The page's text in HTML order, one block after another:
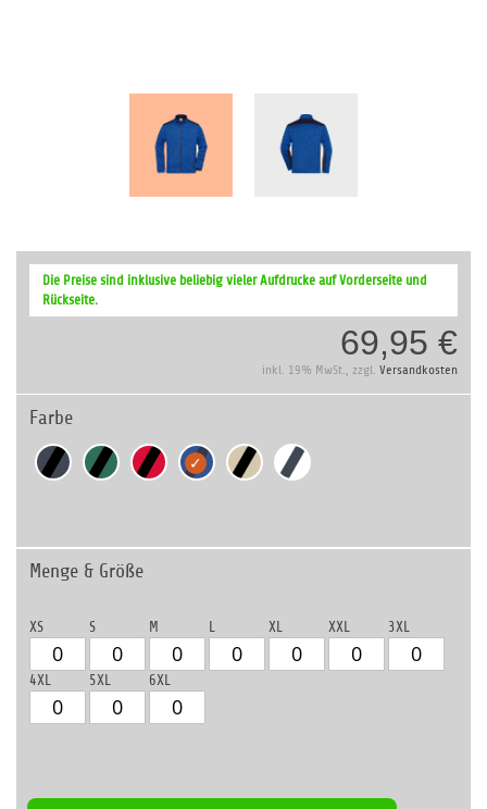
Anfang
Bildergalerie
Die Preise sind inklusive beliebig vieler Aufdrucke auf Vorderseite und
Rückseite.
69,95 €
inkl. 19% MwSt., zzgl. Versandkosten
Farbe
Menge & Größe
XS S M L XL XXL 3XL
4XL 5XL 6XL